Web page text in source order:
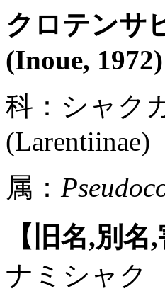
クロテンサ
(Inoue, 1972)
科：シャク
(Larentiinae)
属：
【旧名,別
ナミシャク